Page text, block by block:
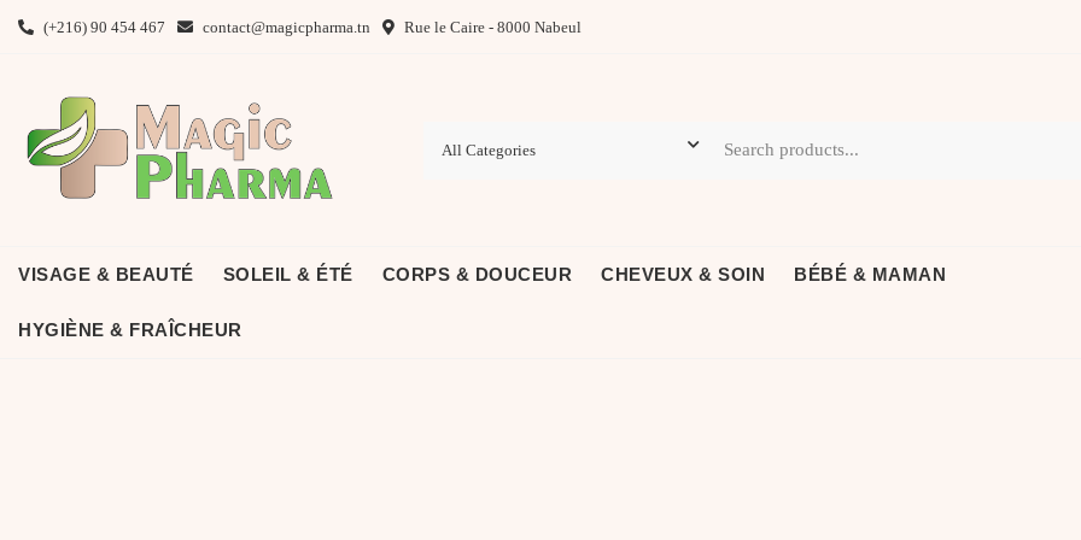
(+216) 90 454 467 contact@magicpharma.tn Rue le Caire - 8000 Nabeul
VISAGE & BEAUTÉ SOLEIL & ÉTÉ CORPS & DOUCEUR CHEVEUX & SOIN BÉBÉ & MAMAN
HYGIÈNE & FRAÎCHEUR